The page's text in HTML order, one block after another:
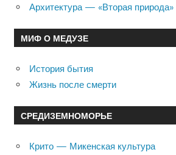
Архитектура — «Вторая природа»
МИФ О МЕДУЗЕ
История бытия
Жизнь после смерти
СРЕДИЗЕМНОМОРЬЕ
Крито — Микенская культура